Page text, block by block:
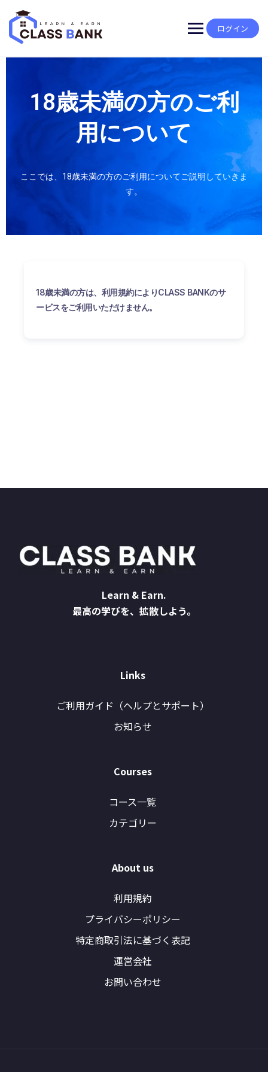
ログイン
18歳未満の方のご利
用について
ここでは、18歳未満の方のご利用についてご説明していきま
す。
18歳未満の方は、利用規約によりCLASS BANKのサ
ービスをご利用いただけません。
Learn & Earn.
最高の学びを、拡散しよう。
Links
ご利用ガイド（ヘルプとサポート）
お知らせ
Courses
コース一覧
カテゴリー
About us
利用規約
プライバシーポリシー
特定商取引法に基づく表記
運営会社
お問い合わせ